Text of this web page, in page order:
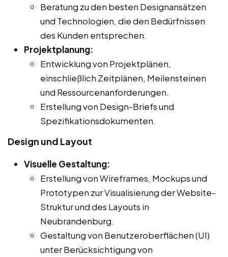
Beratung zu den besten Designansätzen
und Technologien, die den Bedürfnissen
des Kunden entsprechen.
Projektplanung:
Entwicklung von Projektplänen,
einschließlich Zeitplänen, Meilensteinen
und Ressourcenanforderungen.
Erstellung von Design-Briefs und
Spezifikationsdokumenten.
Design und Layout
Visuelle Gestaltung:
Erstellung von Wireframes, Mockups und
Prototypen zur Visualisierung der Website-
Struktur und des Layouts in
Neubrandenburg.
Gestaltung von Benutzeroberflächen (UI)
unter Berücksichtigung von